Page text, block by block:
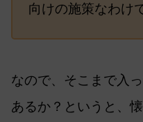
向けの施策なわけ
なので、そこまで入
あるか？というと、懐